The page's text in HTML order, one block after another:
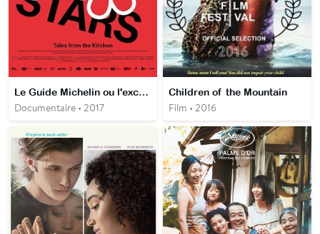
Le Guide Michelin ou l'excellence étoilée
Documentaire • 2017
Children of the Mountain
Film • 2016